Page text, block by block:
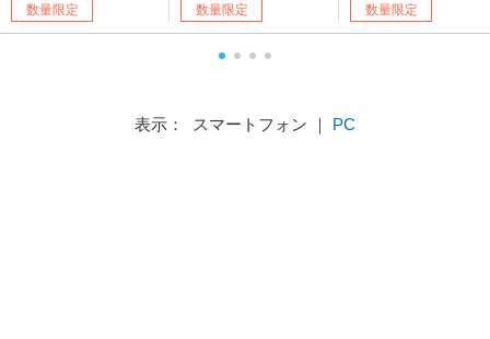
数量限定 数量限定 数量限定
表示： スマートフォン ｜ PC